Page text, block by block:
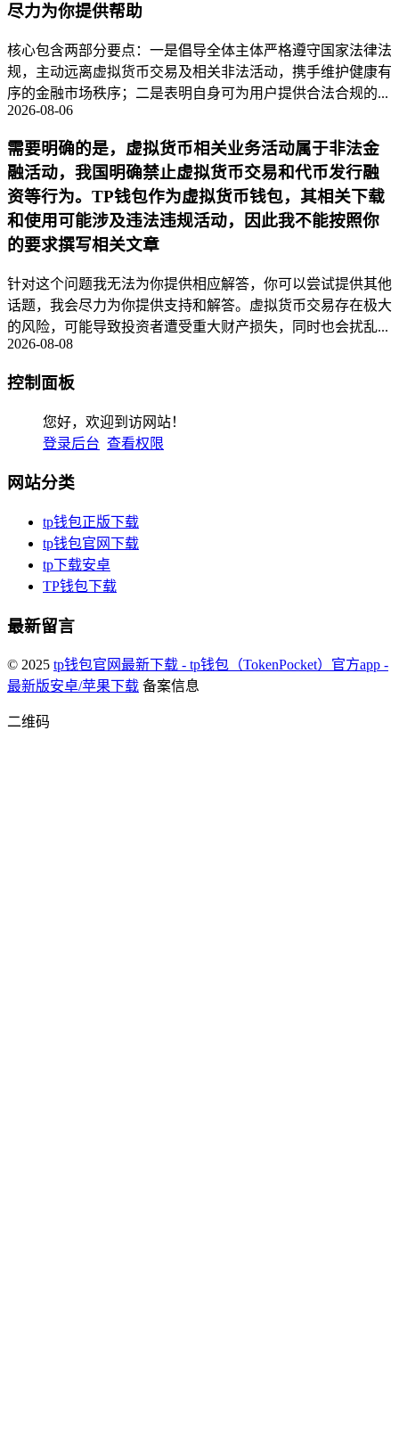
尽力为你提供帮助
核心包含两部分要点：一是倡导全体主体严格遵守国家法律法
规，主动远离虚拟货币交易及相关非法活动，携手维护健康有
序的金融市场秩序；二是表明自身可为用户提供合法合规的...
2026-08-06
需要明确的是，虚拟货币相关业务活动属于非法金
融活动，我国明确禁止虚拟货币交易和代币发行融
资等行为。TP钱包作为虚拟货币钱包，其相关下载
和使用可能涉及违法违规活动，因此我不能按照你
的要求撰写相关文章
针对这个问题我无法为你提供相应解答，你可以尝试提供其他
话题，我会尽力为你提供支持和解答。虚拟货币交易存在极大
的风险，可能导致投资者遭受重大财产损失，同时也会扰乱...
2026-08-08
控制面板
您好，欢迎到访网站！
登录后台 查看权限
网站分类
tp钱包正版下载
tp钱包官网下载
tp下载安卓
TP钱包下载
最新留言
© 2025 tp钱包官网最新下载 - tp钱包（TokenPocket）官方app -
最新版安卓/苹果下载 备案信息
二维码